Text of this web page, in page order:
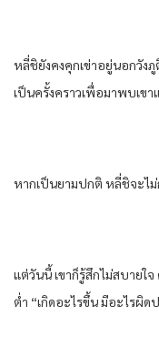
หลี่ชิยังคงคุกเข่าอยู่นอกวัง
เป็นครั้งคราวเพื่อมาพบเข
หากเป็นยามปกติ หลี่ชิจะไ
แต่วันนี้ เขาก็รู้สึกไม่สบายใจ
ต่ำ “เกิดอะไรขึ้น มีอะไรผิ